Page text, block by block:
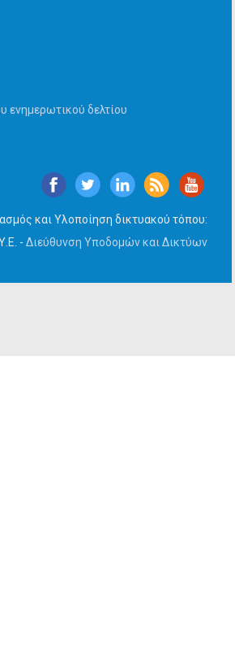
ενημερωτικού δελτίου
και Υλοποίηση δικτυακού τόπου:
- Διεύθυνση Υποδομών και Δικτύων